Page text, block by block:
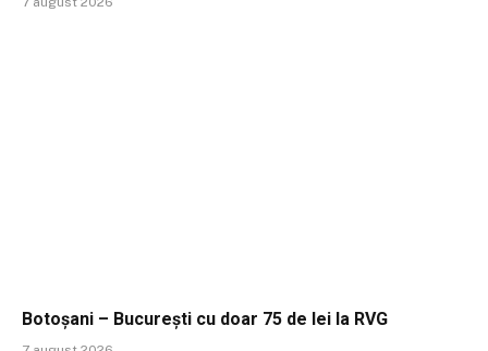
Botoșani – București cu doar 75 de lei la RVG